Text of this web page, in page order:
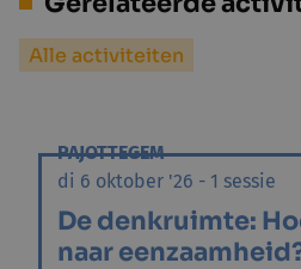
Alle activiteiten
PAJOTTEGEM
di 6 oktober '26 - 1 sessie
De denkruimte:
naar